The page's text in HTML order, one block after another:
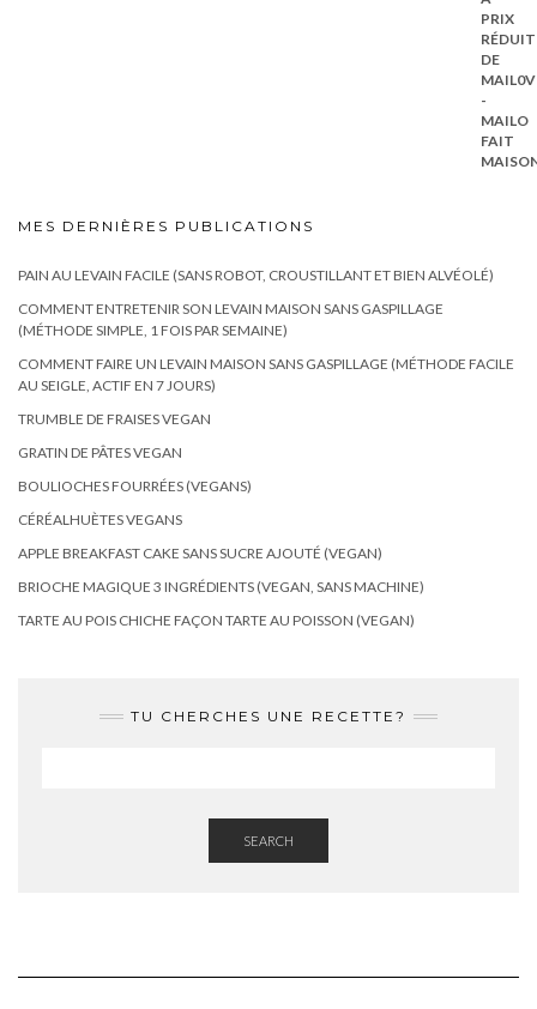
MES DERNIÈRES PUBLICATIONS
PAIN AU LEVAIN FACILE (SANS ROBOT, CROUSTILLANT ET BIEN ALVÉOLÉ)
COMMENT ENTRETENIR SON LEVAIN MAISON SANS GASPILLAGE
(MÉTHODE SIMPLE, 1 FOIS PAR SEMAINE)
COMMENT FAIRE UN LEVAIN MAISON SANS GASPILLAGE (MÉTHODE FACILE
AU SEIGLE, ACTIF EN 7 JOURS)
TRUMBLE DE FRAISES VEGAN
GRATIN DE PÂTES VEGAN
BOULIOCHES FOURRÉES (VEGANS)
CÉRÉALHUÈTES VEGANS
APPLE BREAKFAST CAKE SANS SUCRE AJOUTÉ (VEGAN)
BRIOCHE MAGIQUE 3 INGRÉDIENTS (VEGAN, SANS MACHINE)
TARTE AU POIS CHICHE FAÇON TARTE AU POISSON (VEGAN)
TU CHERCHES UNE RECETTE?
SEARCH